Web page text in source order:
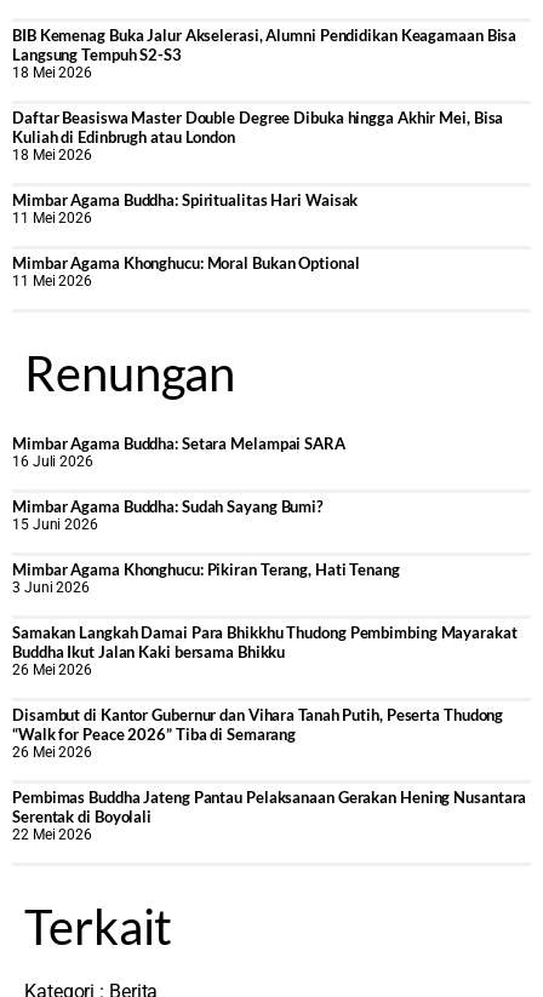
BIB Kemenag Buka Jalur Akselerasi, Alumni Pendidikan Keagamaan Bisa
Langsung Tempuh S2-S3
18 Mei 2026
Daftar Beasiswa Master Double Degree Dibuka hingga Akhir Mei, Bisa
Kuliah di Edinbrugh atau London
18 Mei 2026
Mimbar Agama Buddha: Spiritualitas Hari Waisak
11 Mei 2026
Mimbar Agama Khonghucu: Moral Bukan Optional
11 Mei 2026
Renungan
Mimbar Agama Buddha: Setara Melampai SARA
16 Juli 2026
Mimbar Agama Buddha: Sudah Sayang Bumi?
15 Juni 2026
Mimbar Agama Khonghucu: Pikiran Terang, Hati Tenang
3 Juni 2026
Samakan Langkah Damai Para Bhikkhu Thudong Pembimbing Mayarakat
Buddha Ikut Jalan Kaki bersama Bhikku
26 Mei 2026
Disambut di Kantor Gubernur dan Vihara Tanah Putih, Peserta Thudong
“Walk for Peace 2026” Tiba di Semarang
26 Mei 2026
‎Pembimas Buddha Jateng Pantau Pelaksanaan Gerakan Hening Nusantara
Serentak di Boyolali
22 Mei 2026
Terkait
Kategori : Berita